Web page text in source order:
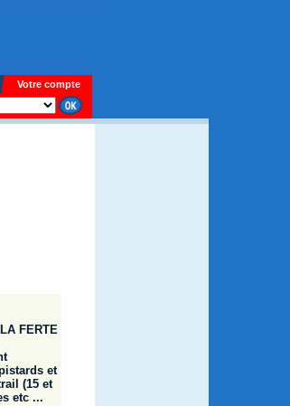
Votre compte
FERTE
et
(15 et
etc ...